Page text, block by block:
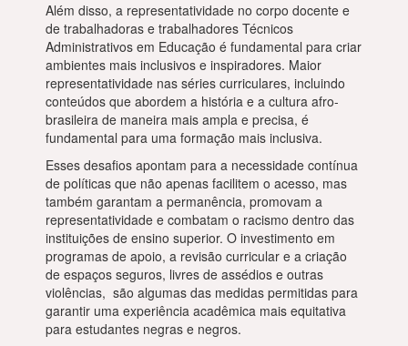
Além disso, a representatividade no corpo docente e
de trabalhadoras e trabalhadores Técnicos
Administrativos em Educação é fundamental para criar
ambientes mais inclusivos e inspiradores. Maior
representatividade nas séries curriculares, incluindo
conteúdos que abordem a história e a cultura afro-
brasileira de maneira mais ampla e precisa, é
fundamental para uma formação mais inclusiva.
Esses desafios apontam para a necessidade contínua
de políticas que não apenas facilitem o acesso, mas
também garantam a permanência, promovam a
representatividade e combatam o racismo dentro das
instituições de ensino superior. O investimento em
programas de apoio, a revisão curricular e a criação
de espaços seguros, livres de assédios e outras
violências, são algumas das medidas permitidas para
garantir uma experiência acadêmica mais equitativa
para estudantes negras e negros.